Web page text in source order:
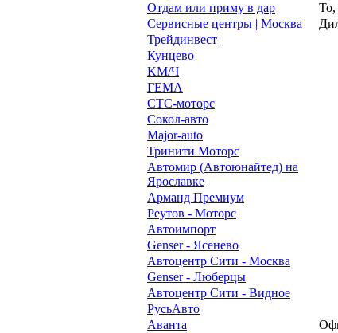
Отдам или приму в дар
То,
Сервисные центры | Москва
Трейдинвест
Кунцево
KM/Ч
ГЕМА
СТС-моторс
Сокол-авто
Major-auto
Тринити Моторс
Автомир (Автоюнайтед) на
Ярославке
Арманд Премиум
Реутов - Моторс
Автоимпорт
Genser - Ясенево
Автоцентр Сити - Москва
Genser - Люберцы
Автоцентр Сити - Видное
РусьАвто
Аванта